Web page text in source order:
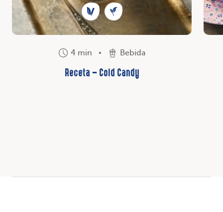
4 min Bebida
Receta – Cold Candy